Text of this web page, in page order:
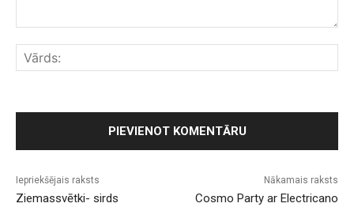
Iepriekšējais raksts
Ziemassvētki- sirds
Nākamais raksts
Cosmo Party ar Electricano